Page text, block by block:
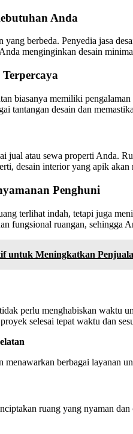
Anda
berbeda. Penyedia jasa
menginginkan desain
biasanya memiliki
tantangan desain dan
atau sewa properti Anda.
desain interior yang apik
Penghuni
terlihat indah, tetapi juga
fungsional ruangan, sehingga
untuk Meningkatkan
perlu menghabiskan waktu
selesai tepat waktu dan
menawarkan berbagai layanan
ruang yang nyaman